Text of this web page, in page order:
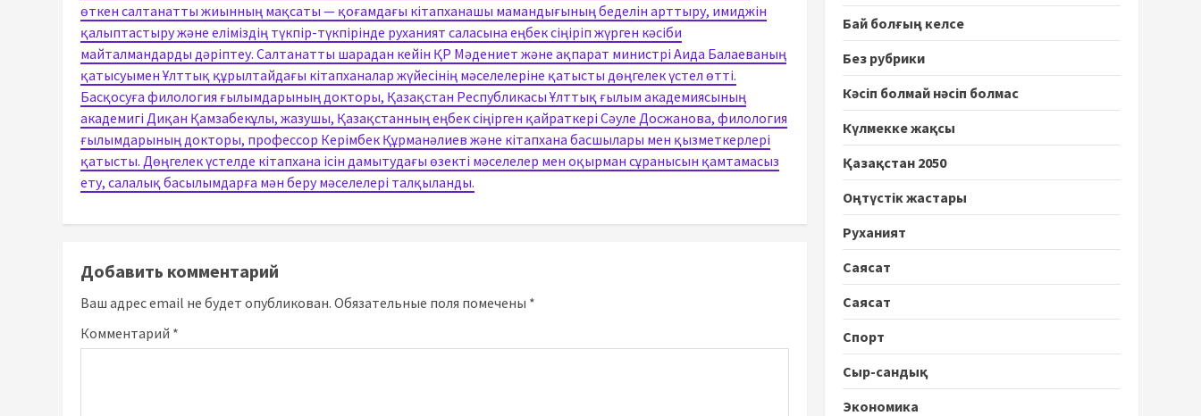
өткен салтанатты жиынның мақсаты — қоғамдағы кітапханашы мамандығының беделін арттыру, имиджін
қалыптастыру және еліміздің түкпір-түкпірінде руханият саласына еңбек сіңіріп жүрген кәсіби
майталмандарды дәріптеу. Салтанатты шарадан кейін ҚР Мәдениет және ақпарат министрі Аида Балаеваның
қатысуымен Ұлттық құрылтайдағы кітапханалар жүйесінің мәселелеріне қатысты дөңгелек үстел өтті.
Басқосуға филология ғылымдарының докторы, Қазақстан Республикасы Ұлттық ғылым академиясының
академигі Диқан Қамзабекұлы, жазушы, Қазақстанның еңбек сіңірген қайраткері Сәуле Досжанова, филология
ғылымдарының докторы, профессор Керімбек Құрманәлиев және кітапхана басшылары мен қызметкерлері
қатысты. Дөңгелек үстелде кітапхана ісін дамытудағы өзекті мәселелер мен оқырман сұранысын қамтамасыз
ету, салалық басылымдарға мән беру мәселелері талқыланды.
Добавить комментарий
Ваш адрес email не будет опубликован. Обязательные поля помечены *
Комментарий *
Бай болғың келсе
Без рубрики
Кәсіп болмай нәсіп болмас
Күлмекке жақсы
Қазақстан 2050
Оңтүстік жастары
Руханият
Саясат
Саясат
Спорт
Сыр-сандық
Экономика